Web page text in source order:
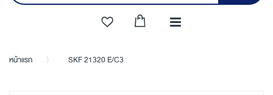
หน้าแรก SKF 21320 E/C3